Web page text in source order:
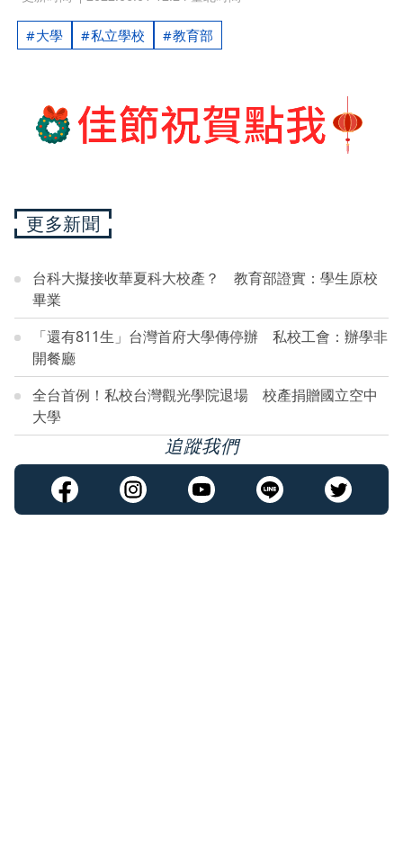
大學 私立學校 教育部
更多新聞
台科大擬接收華夏科大校產？ 教育部證實：學生原校
畢業
「還有811生」台灣首府大學傳停辦 私校工會：辦學非
開餐廳
全台首例！私校台灣觀光學院退場 校產捐贈國立空中
大學
追蹤我們